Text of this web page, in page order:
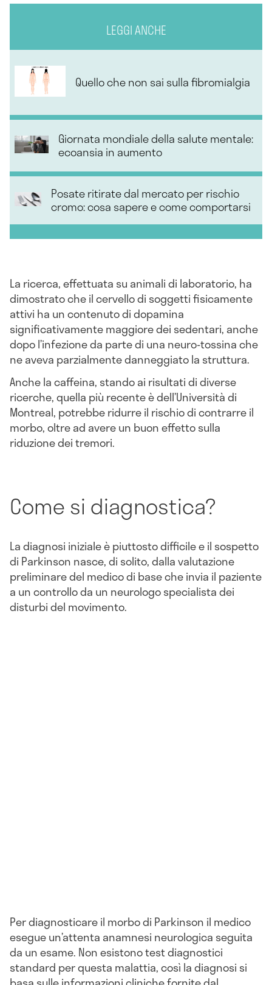
LEGGI ANCHE
Quello che non sai sulla fibromialgia
Giornata mondiale della salute mentale:
ecoansia in aumento
Posate ritirate dal mercato per rischio
cromo: cosa sapere e come comportarsi
La ricerca, effettuata su animali di laboratorio, ha
dimostrato che il cervello di soggetti fisicamente
attivi ha un contenuto di dopamina
significativamente maggiore dei sedentari, anche
dopo l’infezione da parte di una neuro-tossina che
ne aveva parzialmente danneggiato la struttura.
Anche la caffeina, stando ai risultati di diverse
ricerche, quella più recente è dell’Università di
Montreal, potrebbe ridurre il rischio di contrarre il
morbo, oltre ad avere un buon effetto sulla
riduzione dei tremori.
Come si diagnostica?
La diagnosi iniziale è piuttosto difficile e il sospetto
di Parkinson nasce, di solito, dalla valutazione
preliminare del medico di base che invia il paziente
a un controllo da un neurologo specialista dei
disturbi del movimento.
Per diagnosticare il morbo di Parkinson il medico
esegue un’attenta anamnesi neurologica seguita
da un esame. Non esistono test diagnostici
standard per questa malattia, così la diagnosi si